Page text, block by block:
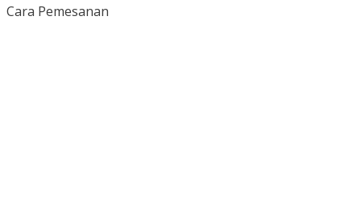
Cara Pemesanan